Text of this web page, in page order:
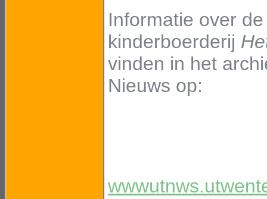
Informatie over
kinderboerderij
vinden in het
Nieuws op: